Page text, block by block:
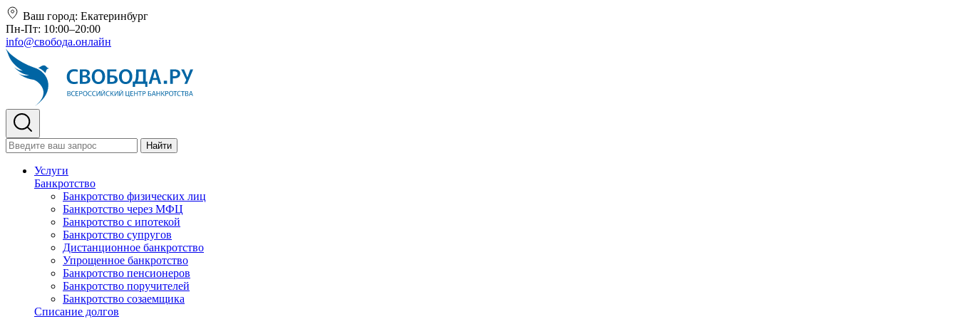
Ваш город: Екатеринбург
Пн-Пт: 10:00–20:00
info@свобода.онлайн
Найти
Услуги
Банкротство
Банкротство физических лиц
Банкротство через МФЦ
Банкротство с ипотекой
Банкротство супругов
Дистанционное банкротство
Упрощенное банкротство
Банкротство пенсионеров
Банкротство поручителей
Банкротство созаемщика
Списание долгов